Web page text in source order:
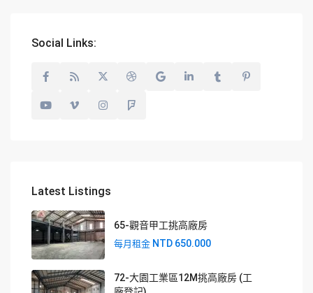
Social Links:
Latest Listings
65-觀音甲工挑高廠房
每月租金 NTD 650.000
72-大園工業區12M挑高廠房 (工